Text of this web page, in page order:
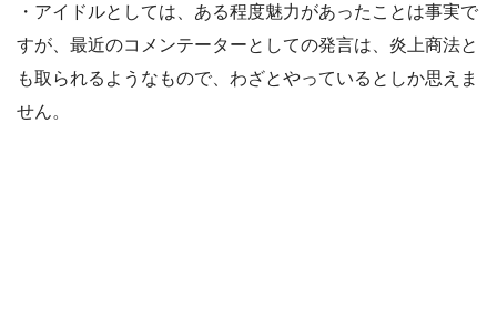
・アイドルとしては、ある程度魅力があったことは事実で
すが、最近のコメンテーターとしての発言は、炎上商法と
も取られるようなもので、わざとやっているとしか思えま
せん。